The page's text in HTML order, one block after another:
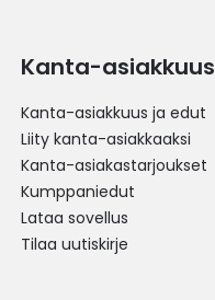
Kanta-asiakkuus
Kanta-asiakkuus ja edut
Liity kanta-asiakkaaksi
Kanta-asiakastarjoukset
Kumppaniedut
Lataa sovellus
Tilaa uutiskirje